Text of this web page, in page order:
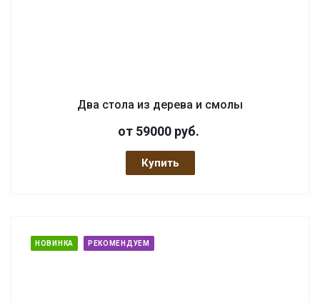
Два стола из дерева и смолы
от 59000 руб.
Купить
НОВИНКА РЕКОМЕНДУЕМ